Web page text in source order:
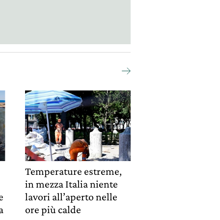
Temperature estreme,
in mezza Italia niente
lavori all’aperto nelle
ore più calde